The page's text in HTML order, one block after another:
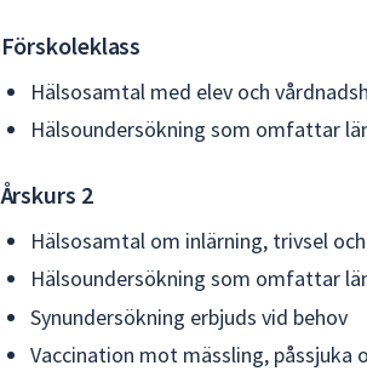
Förskoleklass
Hälsosamtal med elev och
Hälsoundersökning som omfattar
Årskurs 2
Hälsosamtal om inlärning, trivsel
Hälsoundersökning som omfattar
Synundersökning erbjuds vid behov
Vaccination mot mässling, påssjuka